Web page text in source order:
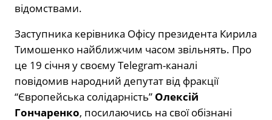
відомствами.
Заступника керівника Офісу президента Кирила
Тимошенко найближчим часом звільнять. Про
це 19 січня у своєму Telegram-каналі
повідомив народний депутат від фракції
“Європейська солідарність” Олексій
Гончаренко, посилаючись на свої обізнані